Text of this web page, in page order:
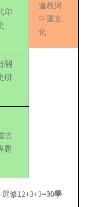
印
道教與
中國文
化
關
研
古
題
修12+3+3=30學